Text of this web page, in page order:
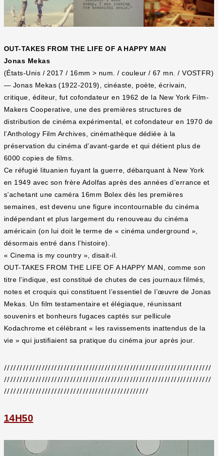
OUT-TAKES FROM THE LIFE OF A HAPPY MAN
Jonas Mekas
(États-Unis / 2017 / 16mm > num. / couleur / 67 mn. / VOSTFR)
— Jonas Mekas (1922-2019), cinéaste, poète, écrivain,
critique, éditeur, fut cofondateur en 1962 de la New York Film-
Makers Cooperative, une des premières structures de
distribution de cinéma expérimental, et cofondateur en 1970 de
l’Anthology Film Archives, cinémathèque dédiée à la
préservation du cinéma d’avant-garde et qui détient plus de
6000 copies de films.
Ce réfugié lituanien fuyant la guerre, débarquant à New York
en 1949 avec son frère Adolfas après des années d’errance et
s’achetant une caméra 16mm Bolex dès les premières
semaines, est devenu une figure incontournable du cinéma
indépendant et plus largement du renouveau du cinéma
américain (on lui doit le terme de « cinéma underground »,
désormais entré dans l’histoire).
« Cinema is my country », disait-il.
OUT-TAKES FROM THE LIFE OF A HAPPY MAN, comme son
titre l’indique, est constitué de chutes de ces journaux filmés,
notes et croquis qui constituent l’essentiel de l’œuvre de Jonas
Mekas. Un film testamentaire et élégiaque, réunissant
souvenirs et bonheurs fugaces captés sur pellicule
Kodachrome et célébrant « les ravissements inattendus de la
vie » qui justifiaient sa pratique du cinéma jour après jour.
//////////////////////////////////////////////////////////////////
//////////////////////////////////////////////////////////////////
//////////////////////////////////////////////
14H50